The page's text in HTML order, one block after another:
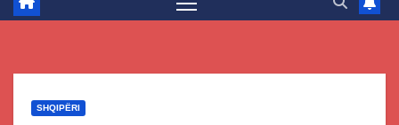
SHQIPËRI